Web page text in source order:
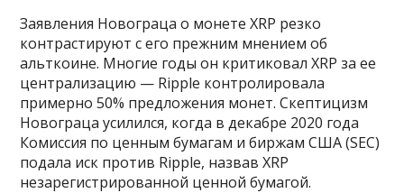
Заявления Новограца о монете XRP резко
контрастируют с его прежним мнением об
альткоине. Многие годы он критиковал XRP за ее
централизацию — Ripple контролировала
примерно 50% предложения монет. Скептицизм
Новограца усилился, когда в декабре 2020 года
Комиссия по ценным бумагам и биржам США (SEC)
подала иск против Ripple, назвав XRP
незарегистрированной ценной бумагой.